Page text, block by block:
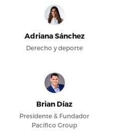
Adriana Sánchez
Derecho y deporte
Brian Díaz
Presidente & Fundador
Pacifico Group